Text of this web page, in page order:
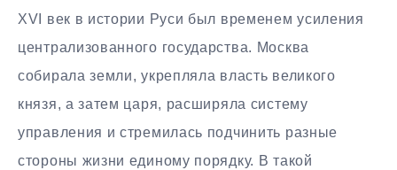
XVI век в истории Руси был временем усиления
централизованного государства. Москва
собирала земли, укрепляла власть великого
князя, а затем царя, расширяла систему
управления и стремилась подчинить разные
стороны жизни единому порядку. В такой